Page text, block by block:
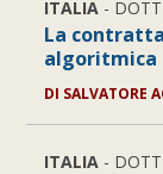
ITALIA -
La
algoritmica
DI SALVATORE
ITALIA -